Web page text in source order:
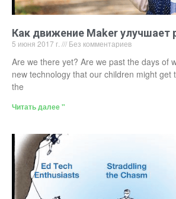
Как движение Maker улучшает
5 июня 2017 г. Без комментариев
Are we there yet? Are we past the days of
new technology that our children might get
the
Читать далее "